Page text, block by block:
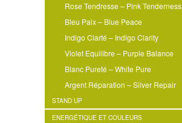
Rose Tendresse – Pink Tenderness
Bleu Paix – Blue Peace
Indigo Clarté – Indigo Clarity
Violet Equilibre – Purple Balance
Blanc Pureté – White Pure
Argent Réparation – Silver Repair
STAND UP
ENERGÉTIQUE ET COULEURS